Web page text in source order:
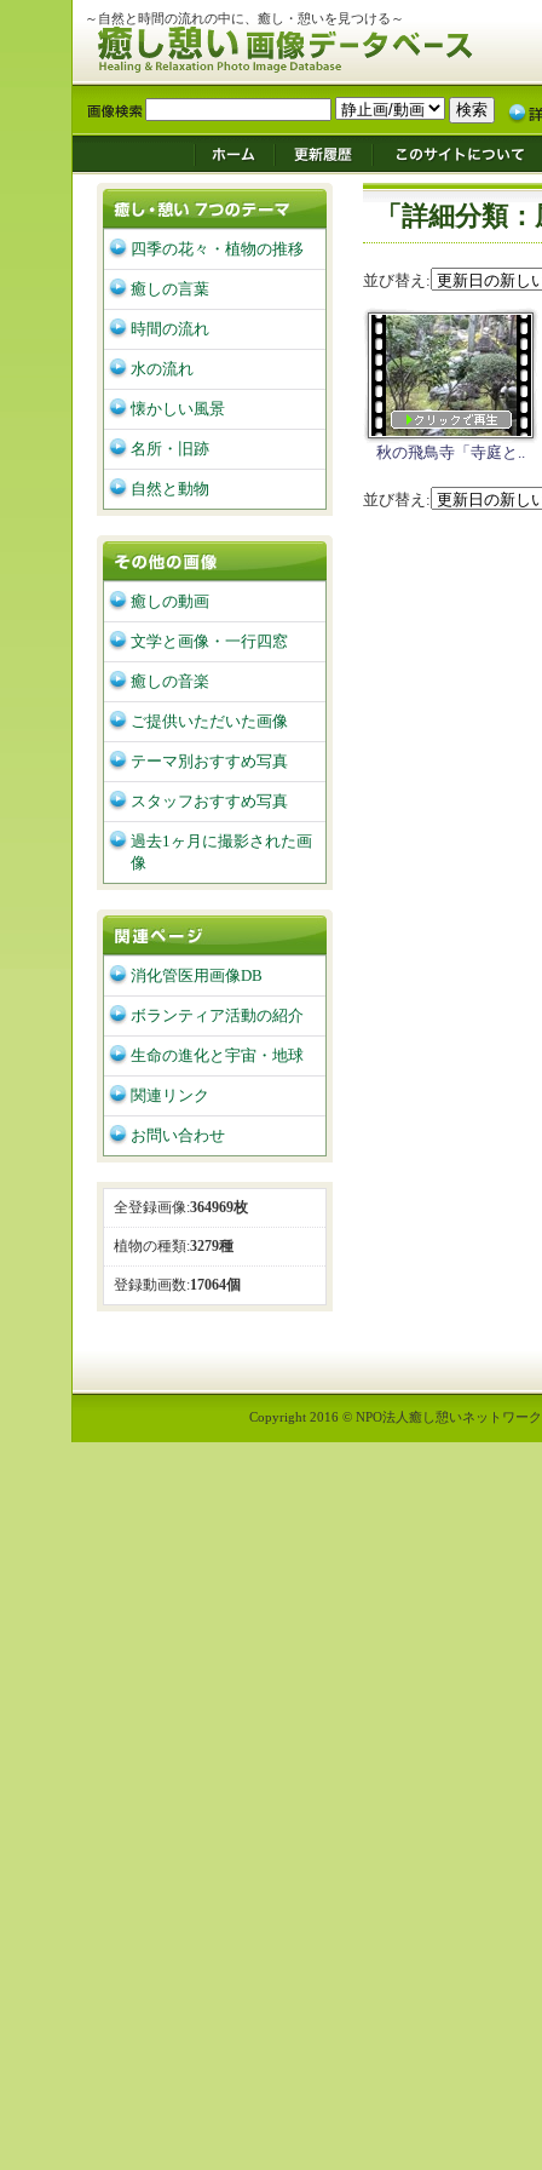
～自然と時間の流れの中に、癒し・憩いを見つける～
「詳細分類
並び替え:
秋の飛鳥寺「寺庭と..
並び替え:
四季の花々・植物の推移
癒しの言葉
時間の流れ
水の流れ
懐かしい風景
名所・旧跡
自然と動物
癒しの動画
文学と画像・一行四窓
癒しの音楽
ご提供いただいた画像
テーマ別おすすめ写真
スタッフおすすめ写真
過去1ヶ月に撮影された画
像
消化管医用画像DB
ボランティア活動の紹介
生命の進化と宇宙・地球
関連リンク
お問い合わせ
全登録画像:364969枚
植物の種類:3279種
登録動画数:17064個
Copyright 2016 © NPO法人癒し憩いネットワー